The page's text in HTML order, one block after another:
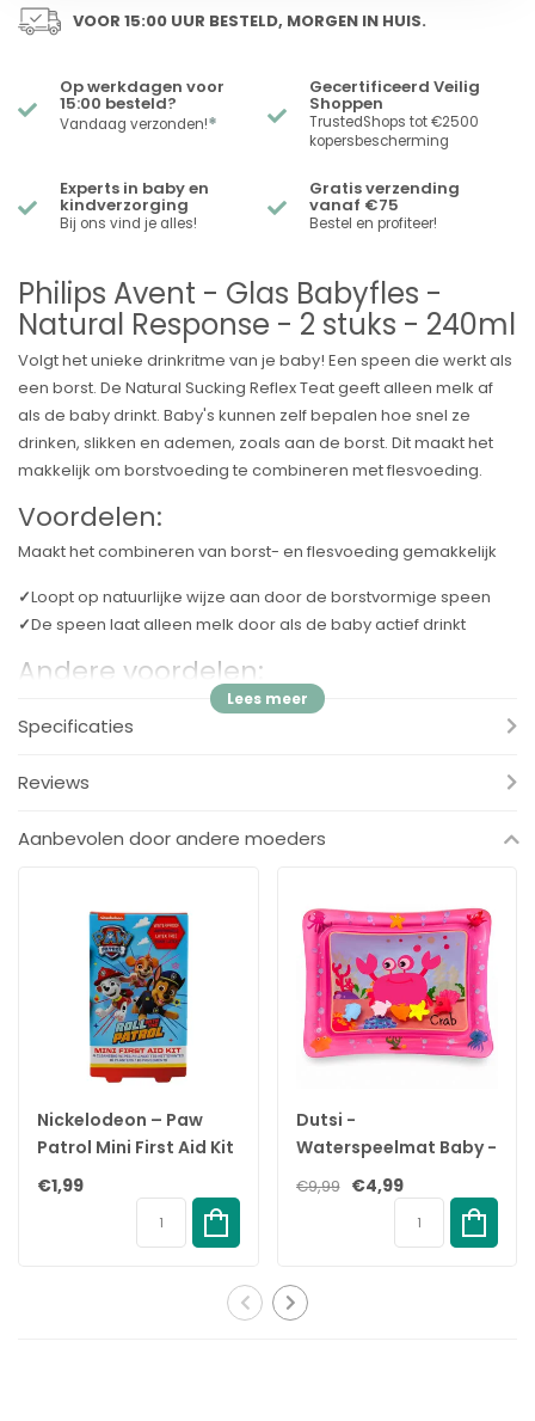
VOOR 15:00 UUR BESTELD, MORGEN IN HUIS.
Op werkdagen voor
15:00 besteld?
Vandaag verzonden!*
Gecertificeerd Veilig
Shoppen
TrustedShops tot €2500
kopersbescherming
Experts in baby en
kindverzorging
Bij ons vind je alles!
Gratis verzending
vanaf €75
Bestel en profiteer!
Philips Avent - Glas Babyfles -
Natural Response - 2 stuks - 240ml
Volgt het unieke drinkritme van je baby! Een speen die werkt als
een borst. De Natural Sucking Reflex Teat geeft alleen melk af
als de baby drinkt. Baby's kunnen zelf bepalen hoe snel ze
drinken, slikken en ademen, zoals aan de borst. Dit maakt het
makkelijk om borstvoeding te combineren met flesvoeding.
Voordelen:
Maakt het combineren van borst- en flesvoeding gemakkelijk
✓Loopt op natuurlijke wijze aan door de borstvormige speen
✓De speen laat alleen melk door als de baby actief drinkt
Andere voordelen:
Kies het juiste debiet voor uw baby.
✓Het ontwerp van de speen voorkomt lekken en verspilling van
✓Compatibel met het Philips Avent-assortiment.
✓Gebruiksvriendelijk, eenvoudig te reinigen en snel te
Heb geduld terwijl de baby eraan went.
Voorkomt dat er lucht in het buikje van je baby komt.
Ontworpen om koliek en ongemak te verminderen.
Natuurlijke zuigreflex speen
De Natural Sucking Reflex speen sluit aan bij het natuurlijke
drinkritme van je baby, waardoor borstvoeding en flesvoeding
gemakkelijk te combineren zijn. De speen heeft een unieke
opening die alleen melk doorlaat als de baby actief drinkt. Dus
als de baby pauzeert om te slikken en te ademen, stopt de
Natuurlijke opbouw
De brede, zachte en flexibele speen is ontworpen om de vorm
Specificaties
Reviews
Aanbevolen door andere moeders
Nickelodeon – Paw
Patrol Mini First Aid Kit
– 2+ jaar
€1,99
Dutsi -
Waterspeelmat Baby -
Watermat - Stimuleert
Motorische
Ontwikkeling - BPA Vrij
Kraamcadeau -
61x50cm – Roze
€9,99 €4,99